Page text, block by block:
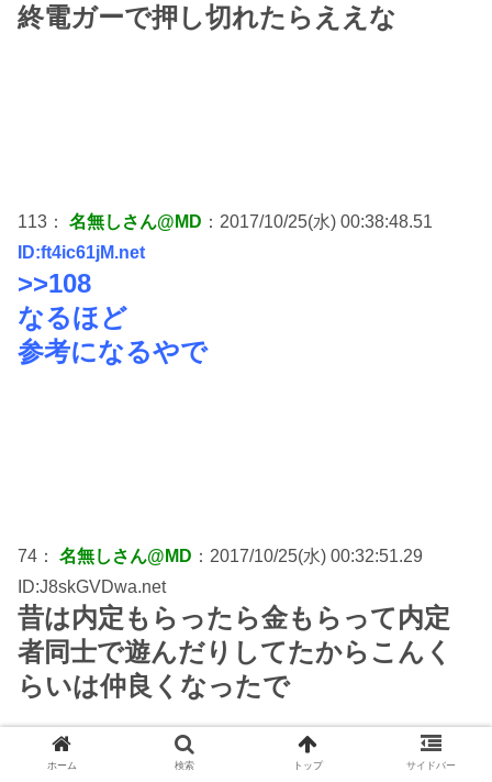
終電ガーで押し切れたらええな
113： 名無しさん@MD ：2017/10/25(水) 00:38:48.51
ID:ft4ic61jM.net
>>108
なるほど
参考になるやで
74： 名無しさん@MD ：2017/10/25(水) 00:32:51.29
ID:J8skGVDwa.net
昔は内定もらったら金もらって内定
者同士で遊んだりしてたからこんく
らいは仲良くなったで
ホーム 検索 トップ サイドバー